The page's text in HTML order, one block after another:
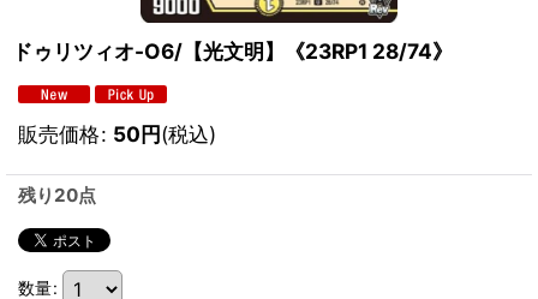
ドゥリツィオ-O6/【光文明】《23RP1 28/74》
販売価格: 50円(税込)
残り20点
数量: